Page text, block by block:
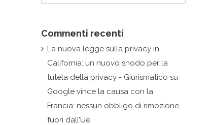
Commenti recenti
La nuova legge sulla privacy in
California: un nuovo snodo per la
tutela della privacy - Giurismatico su
Google vince la causa con la
Francia: nessun obbligo di rimozione
fuori dall’Ue